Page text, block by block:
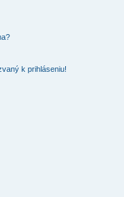
k prihláseniu!